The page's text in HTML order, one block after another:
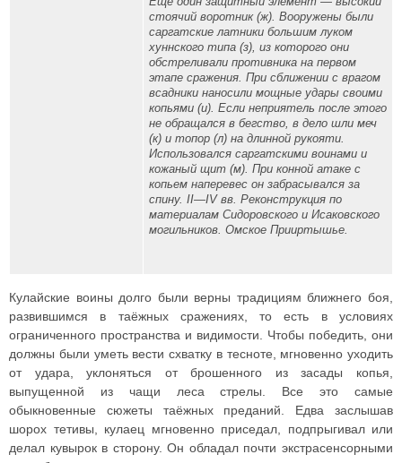
стоячий воротник (ж). Вооружены были
саргатские латники большим луком
хуннского типа (з), из которого они
обстреливали противника на первом
этапе сражения. При сближении с врагом
всадники наносили мощные удары своими
копьями (и). Если неприятель после этого
не обращался в бегство, в дело шли меч
(к) и топор (л) на длинной рукояти.
Использовался саргатскими воинами и
кожаный щит (м). При конной атаке с
копьем наперевес он забрасывался за
спину. II—IV вв. Реконструкция по
материалам Сидоровского и Исаковского
могильников. Омское Прииртышье.
Кулайские воины долго были верны традициям ближнего боя,
развившимся в таёжных сражениях, то есть в условиях
ограниченного пространства и видимости. Чтобы победить, они
должны были уметь вести схватку в тесноте, мгновенно уходить
от удара, уклоняться от брошенного из засады копья,
выпущенной из чащи леса стрелы. Все это самые
обыкновенные сюжеты таёжных преданий. Едва заслышав
шорох тетивы, кулаец мгновенно приседал, подпрыгивал или
делал кувырок в сторону. Он обладал почти экстрасенсорными